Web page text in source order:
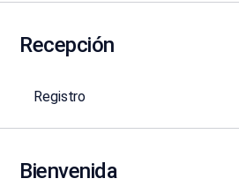
Recepción
Registro
Bienvenida